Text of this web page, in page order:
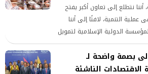
نتطلع إلى تعاون أكبر يفتح
التنمية، لافتًا إلى أننا
الدولية الإسلامية لتمويل
والطاقة والصناعة والزراعة
بصمة واضحة لـ
الناشئة